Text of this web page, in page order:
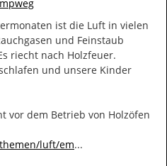
ist die Luft in vielen
und Feinstaub
riecht nach Holzfeuer.
und unsere Kinder
vor dem Betrieb von Holzöfen
luft/em...